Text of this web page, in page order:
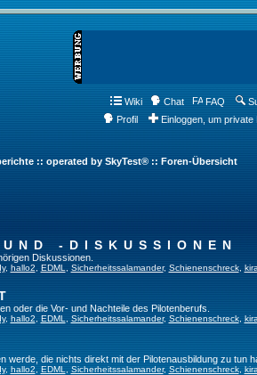
Wiki Chat FAQ
Profil
Einloggen, um
:: operated by SkyTest® :: Foren-Übersicht
-DISKUSSIONEN
Diskussionen.
, hallo2 EDML Sicherheitssalamander, Schienenschreck,
oder die Vor- und Nachteile des Pilotenberufs.
, hallo2 EDML Sicherheitssalamander, Schienenschreck,
werde, die nichts direkt mit der Pilotenausbildung zu tun
, hallo2 EDML Sicherheitssalamander, Schienenschreck,